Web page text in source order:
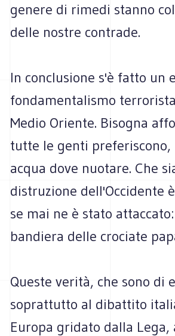
genere di rimedi stanno
delle nostre contrade.
In conclusione s'è fatto un
fondamentalismo
Medio Oriente. Bisogna
tutte le genti
acqua dove nuotare. Che
distruzione dell'Occidente
se mai ne è stato
bandiera delle crociate
Queste verità, che sono di
soprattutto al dibattito
Europa gridato dalla